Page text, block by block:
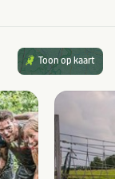
Toon op kaart